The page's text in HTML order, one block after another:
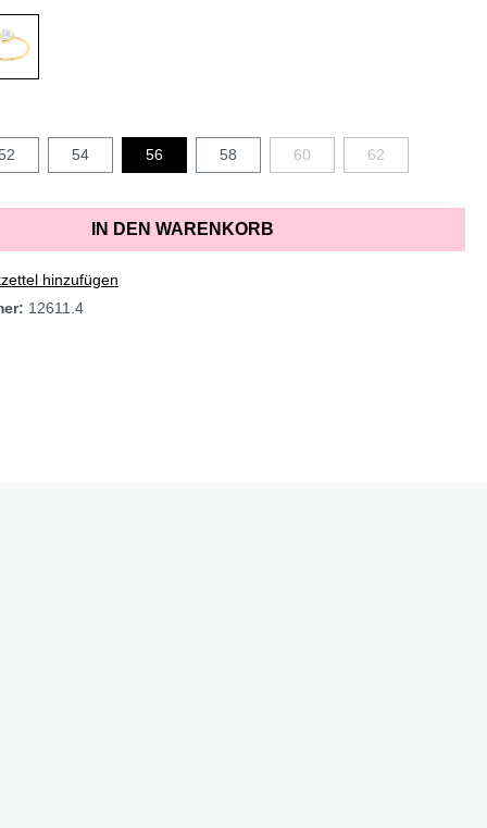
54 56 58 60 62
IN DEN WARENKORB
hinzufügen
12611.4